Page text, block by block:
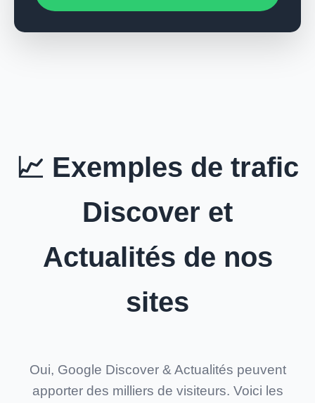
📈 Exemples de trafic
Discover et
Actualités de nos
sites
Oui, Google Discover & Actualités peuvent
apporter des milliers de visiteurs. Voici les